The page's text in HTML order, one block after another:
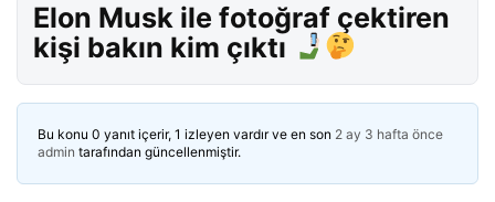
Elon Musk ile fotoğraf çektiren
kişi bakın kim çıktı
Bu konu 0 yanıt içerir, 1 izleyen vardır ve en son 2 ay 3 hafta önce
admin tarafından güncellenmiştir.